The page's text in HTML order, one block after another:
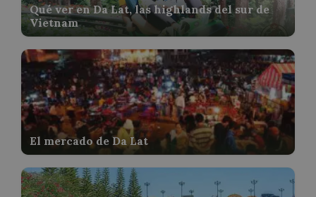
Qué ver en Da Lat, las highlands del sur de
Vietnam
El mercado de Da Lat